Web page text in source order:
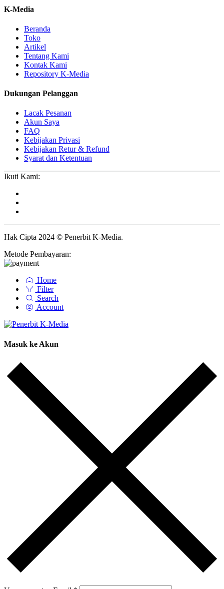
K-Media
Beranda
Toko
Artikel
Tentang Kami
Kontak Kami
Repository K-Media
Dukungan Pelanggan
Lacak Pesanan
Akun Saya
FAQ
Kebijakan Privasi
Kebijakan Retur & Refund
Syarat dan Ketentuan
Ikuti Kami:
Hak Cipta 2024 © Penerbit K-Media.
Metode Pembayaran:
Home
Filter
Search
Account
Masuk ke Akun